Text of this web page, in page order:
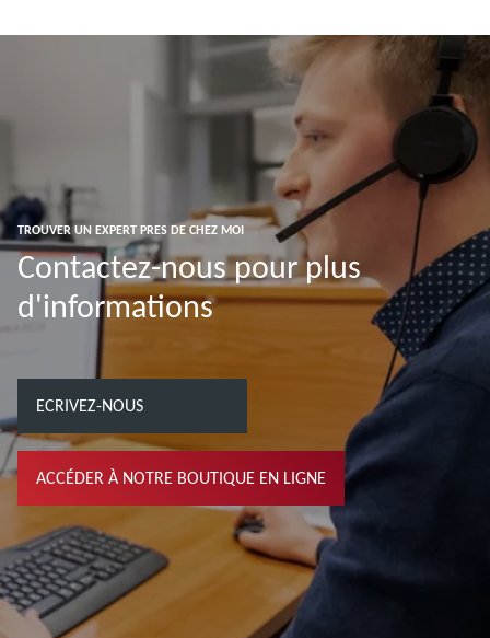
TROUVER UN EXPERT PRES DE CHEZ MOI
Contactez-nous pour plus
d'informations
ECRIVEZ-NOUS
ACCÉDER À NOTRE BOUTIQUE EN LIGNE